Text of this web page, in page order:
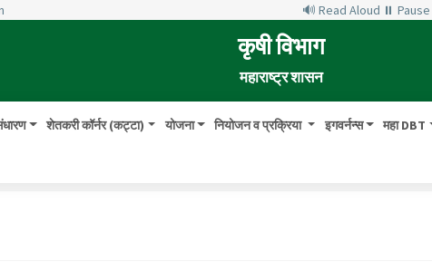
🔊 Read Aloud ⏸ Pause
कृषी विभाग
महाराष्ट्र शासन
शेतकरी कॉर्नर (कट्टा) योजना नियोजन व प्रक्रिया इगवर्नन्स महा DBT